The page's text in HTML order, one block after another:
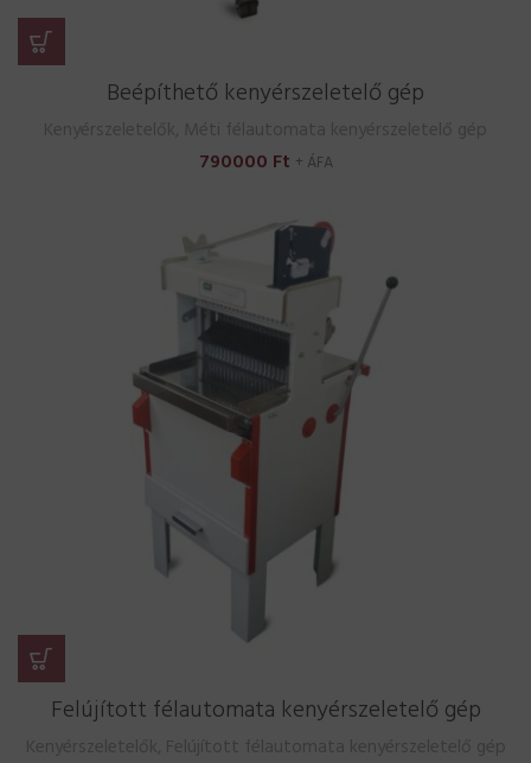
Beépíthető kenyérszeletelő gép
790000 Ft + ÁFA
Felújított félautomata kenyérszeletelő gép